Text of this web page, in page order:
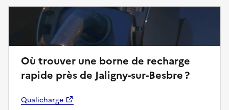
Où trouver une borne de recharge
rapide près de Jaligny-sur-Besbre ?
Qualicharge